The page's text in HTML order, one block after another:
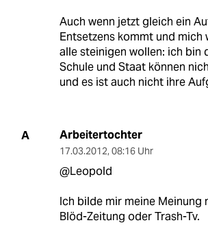
Auch wenn jetzt gleich ein
Entsetzens kommt und mich
alle steinigen wollen: ich bin
Schule und Staat können
und es ist auch nicht ihre
A Arbeitertochter
17.03.2012, 08:16 Uhr
@Leopold
Ich bilde mir meine Meinung
Blöd-Zeitung oder Trash-Tv.